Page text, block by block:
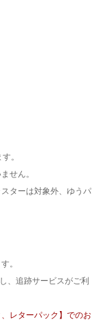
。
せん。
ターは対象外、ゆうパ
。
、追跡サービスがご利
レターパック】でのお